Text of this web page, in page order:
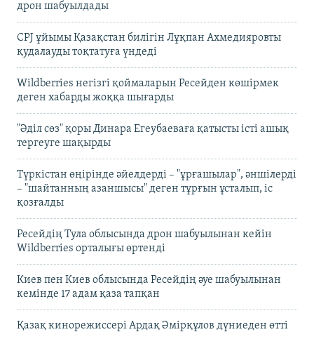
дрон шабуылдады
CPJ ұйымы Қазақстан билігін Лұқпан Ахмедияровты
қудалауды тоқтатуға үндеді
Wildberries негізгі қоймаларын Ресейден көшірмек
деген хабарды жоққа шығарды
"Әділ сөз" қоры Динара Егеубаеваға қатысты істі ашық
тергеуге шақырды
Түркістан өңірінде әйелдерді – "ұрғашылар", әншілерді
– "шайтанның азаншысы" деген тұрғын ұсталып, іс
қозғалды
Ресейдің Тула облысында дрон шабуылынан кейін
Wildberries орталығы өртенді
Киев пен Киев облысында Ресейдің әуе шабуылынан
кемінде 17 адам қаза тапқан
Қазақ кинорежиссері Ардақ Әмірқұлов дүниеден өтті